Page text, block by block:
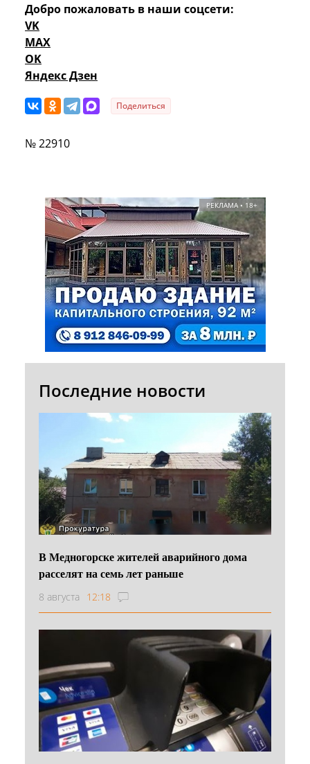
Добро пожаловать в наши соцсети:
VK
MAX
OK
Яндекс Дзен
Поделиться
№ 22910
РЕКЛАМА • 18+
Последние новости
В Медногорске жителей аварийного дома
расселят на семь лет раньше
8 августа 12:18